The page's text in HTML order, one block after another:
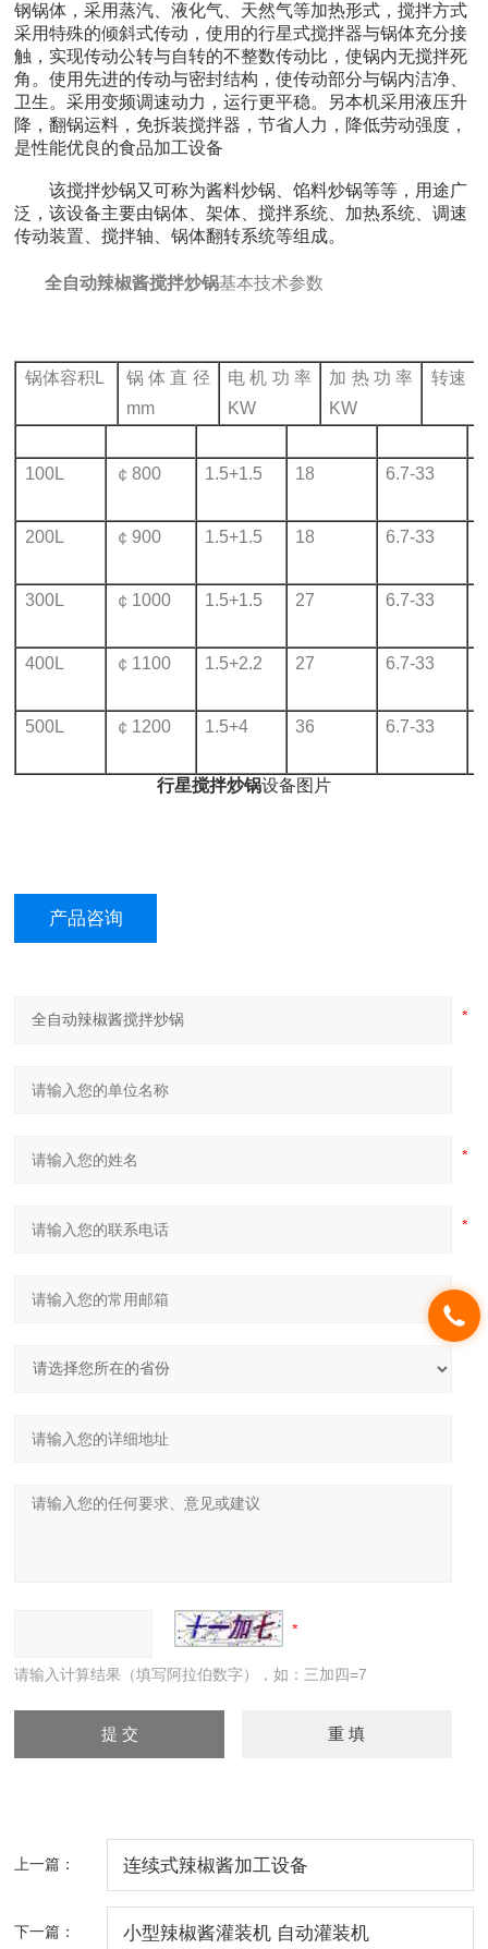
钢锅体，采用蒸汽、液化气、天然气等加热形式，搅拌方式
采用特殊的倾斜式传动，使用的行星式搅拌器与锅体充分接
触，实现传动公转与自转的不整数传动比，使锅内无搅拌死
角。使用先进的传动与密封结构，使传动部分与锅内洁净、
卫生。采用变频调速动力，运行更平稳。另本机采用液压升
降，翻锅运料，免拆装搅拌器，节省人力，降低劳动强度，
是性能优良的食品加工设备
该搅拌炒锅又可称为酱料炒锅、馅料炒锅等等，用途广
泛，该设备主要由锅体、架体、搅拌系统、加热系统、调速
传动装置、搅拌轴、锅体翻转系统等组成。
全自动辣椒酱搅拌炒锅基本技术参数
锅体容积L
锅体直径
mm
电机功率
KW
加热功率
KW
转速
100L ￠800 1.5+1.5 18 6.7-33
200L ￠900 1.5+1.5 18 6.7-33
300L ￠1000 1.5+1.5 27 6.7-33
400L ￠1100 1.5+2.2 27 6.7-33
500L ￠1200 1.5+4 36 6.7-33
行星搅拌炒锅设备图片
产品咨询
请输入计算结果（填写阿拉伯数字），如：三加四=7
上一篇： 连续式辣椒酱加工设备
下一篇： 小型辣椒酱灌装机 自动灌装机